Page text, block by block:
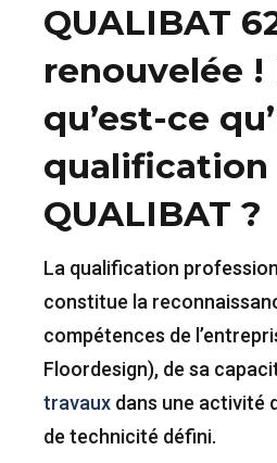
QUALIBAT
renouvelée !
qu’est-ce
qualification
QUALIBAT ?
La qualification
constitue la
compétences de
Floordesign), de sa
travaux dans une activité
de technicité défini.